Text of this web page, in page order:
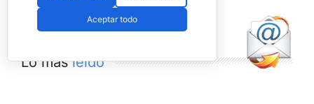
Lo másleído
Aceptar todo